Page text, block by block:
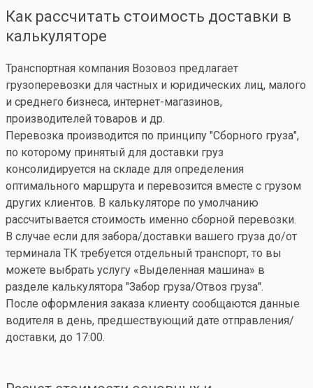
Как рассчитать стоимость доставки в
калькуляторе
Транспортная компания Возовоз предлагает
грузоперевозки для частных и юридических лиц, малого
и среднего бизнеса, интернет-магазинов,
производителей товаров и др.
Перевозка производится по принципу "Сборного груза",
по которому принятый для доставки груз
консолидируется на складе для определения
оптимального маршрута и перевозится вместе с грузом
других клиентов. В калькуляторе по умолчанию
рассчитывается стоимость именно сборной перевозки.
В случае если для забора/доставки вашего груза до/от
терминала ТК требуется отдельный транспорт, то вы
можете выбрать услугу «Выделенная машина» в
разделе калькулятора "Забор груза/Отвоз груза".
После оформления заказа клиенту сообщаются данные
водителя в день, предшествующий дате отправления/
доставки, до 17:00.